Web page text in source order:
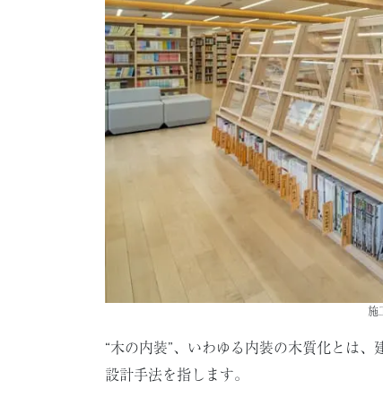
施
“木の内装”、いわゆる内装の木質化とは
設計手法を指します。